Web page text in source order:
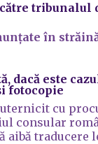
în
, dacă este
fotocopie
cu
consular
traducere